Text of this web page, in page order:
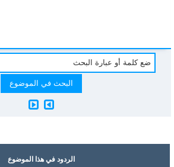
الردود في هذا الموضوع